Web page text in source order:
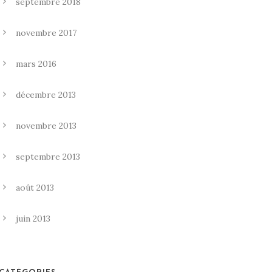
novembre 2017
mars 2016
décembre 2013
novembre 2013
septembre 2013
août 2013
juin 2013